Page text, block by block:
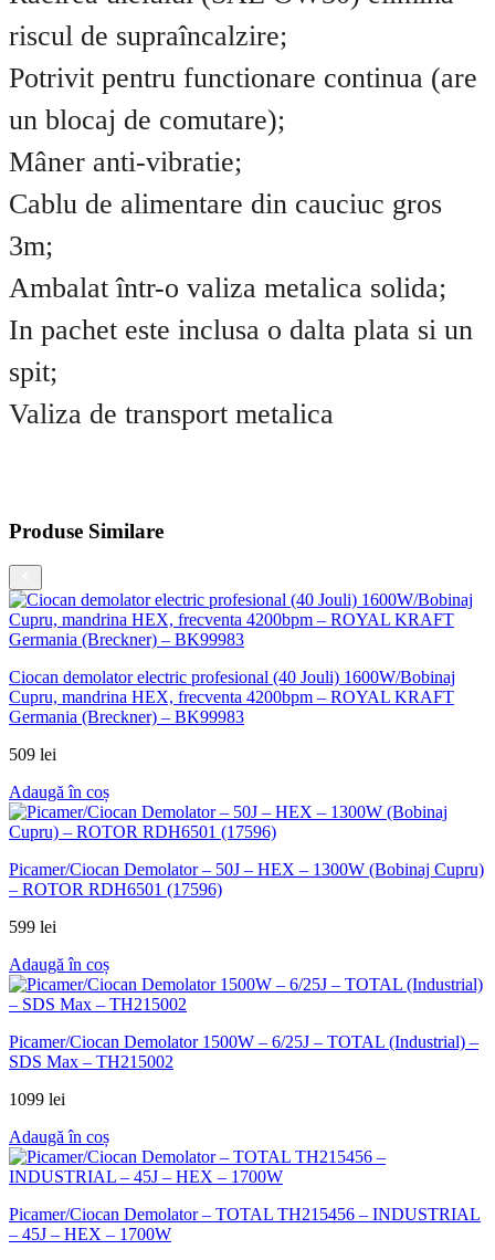
riscul de supraîncalzire;
Potrivit pentru functionare continua (are
un blocaj de comutare);
Mâner anti-vibratie;
Cablu de alimentare din cauciuc gros
3m;
Ambalat într-o valiza metalica solida;
In pachet este inclusa o dalta plata si un
spit;
Valiza de transport metalica
Produse Similare
Ciocan demolator electric profesional (40 Jouli) 1600W/Bobinaj
Cupru, mandrina HEX, frecventa 4200bpm – ROYAL KRAFT
Germania (Breckner) – BK99983
509 lei
Adaugă în coș
Picamer/Ciocan Demolator – 50J – HEX – 1300W (Bobinaj Cupru)
– ROTOR RDH6501 (17596)
599 lei
Adaugă în coș
Picamer/Ciocan Demolator 1500W – 6/25J – TOTAL (Industrial) –
SDS Max – TH215002
1099 lei
Adaugă în coș
Picamer/Ciocan Demolator – TOTAL TH215456 – INDUSTRIAL
– 45J – HEX – 1700W